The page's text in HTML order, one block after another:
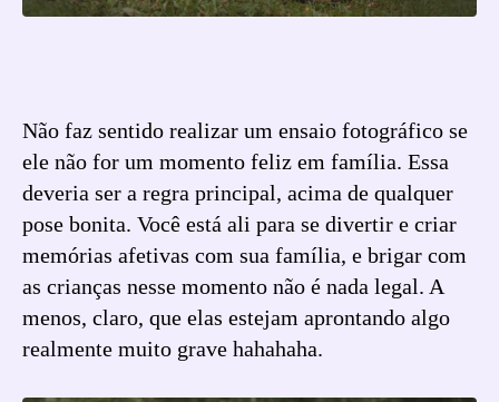
Não faz sentido realizar um ensaio fotográfico se
ele não for um momento feliz em família. Essa
deveria ser a regra principal, acima de qualquer
pose bonita. Você está ali para se divertir e criar
memórias afetivas com sua família, e brigar com
as crianças nesse momento não é nada legal. A
menos, claro, que elas estejam aprontando algo
realmente muito grave hahahaha.